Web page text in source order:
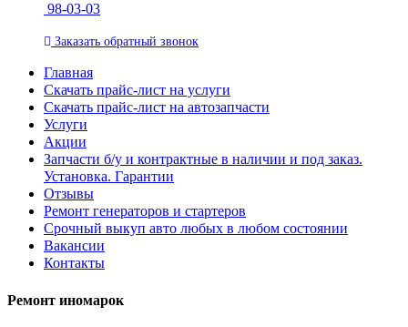
98-03-03
Заказать обратный звонок
Главная
Скачать прайс-лист на услуги
Скачать прайс-лист на автозапчасти
Услуги
Акции
Запчасти б/у и контрактные в наличии и под заказ.
Установка. Гарантии
Отзывы
Ремонт генераторов и стартеров
Cрочный выкуп авто любых в любом состоянии
Вакансии
Контакты
Ремонт иномарок